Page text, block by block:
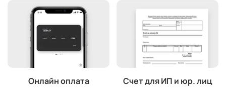
Онлайн оплата Счет для ИП и юр. лиц